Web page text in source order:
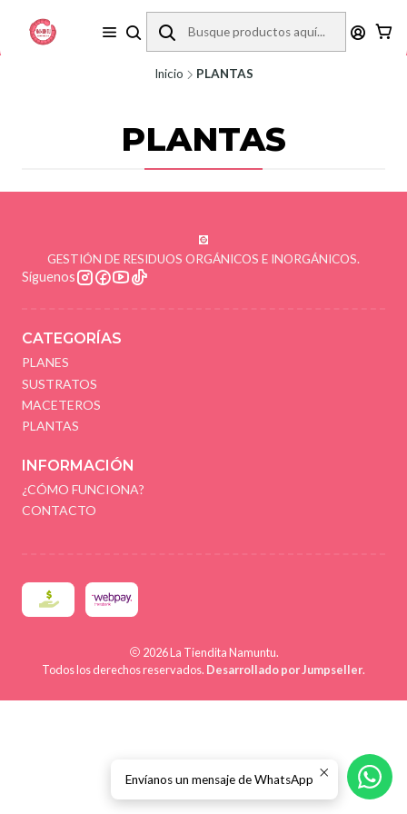
REVISA LA ZONA DE COBERTURA ANTES DE COMPRAR.
Inicio PLANTAS
PLANTAS
GESTIÓN DE RESIDUOS ORGÁNICOS E INORGÁNICOS.
Síguenos
CATEGORÍAS
PLANES
SUSTRATOS
MACETEROS
PLANTAS
INFORMACIÓN
¿CÓMO FUNCIONA?
CONTACTO
2026 La Tiendita Namuntu.
Todos los derechos reservados. Desarrollado por Jumpseller.
Envíanos un mensaje de WhatsApp